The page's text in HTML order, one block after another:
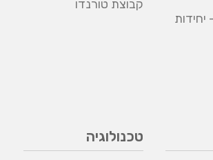
מיצובישי VRF - יחידות
קבוצת טורנדו
טכנולוגיה